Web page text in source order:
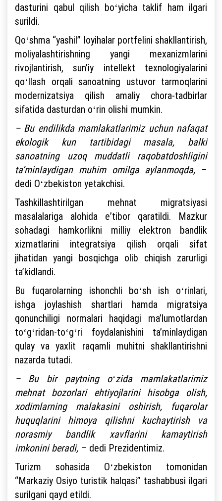
dasturini qabul qilish boʻyicha taklif ham ilgari
surildi.
Qoʻshma “yashil” loyihalar portfelini shakllantirish,
moliyalashtirishning yangi mexanizmlarini
rivojlantirish, sunʼiy intellekt texnologiyalarini
qoʻllash orqali sanoatning ustuvor tarmoqlarini
modernizatsiya qilish amaliy chora-tadbirlar
sifatida dasturdan oʻrin olishi mumkin.
– Bu endilikda mamlakatlarimiz uchun nafaqat
ekologik kun tartibidagi masala, balki
sanoatning uzoq muddatli raqobatdoshligini
taʼminlaydigan muhim omilga aylanmoqda, –
dedi Oʻzbekiston yetakchisi.
Tashkillashtirilgan mehnat migratsiyasi
masalalariga alohida eʼtibor qaratildi. Mazkur
sohadagi hamkorlikni milliy elektron bandlik
xizmatlarini integratsiya qilish orqali sifat
jihatidan yangi bosqichga olib chiqish zarurligi
taʼkidlandi.
Bu fuqarolarning ishonchli boʻsh ish oʻrinlari,
ishga joylashish shartlari hamda migratsiya
qonunchiligi normalari haqidagi maʼlumotlardan
toʻgʻridan-toʻgʻri foydalanishini taʼminlaydigan
qulay va yaxlit raqamli muhitni shakllantirishni
nazarda tutadi.
– Bu bir paytning oʻzida mamlakatlarimiz
mehnat bozorlari ehtiyojlarini hisobga olish,
xodimlarning malakasini oshirish, fuqarolar
huquqlarini himoya qilishni kuchaytirish va
norasmiy bandlik xavflarini kamaytirish
imkonini beradi, – dedi Prezidentimiz.
Turizm sohasida Oʻzbekiston tomonidan
“Markaziy Osiyo turistik halqasi” tashabbusi ilgari
surilgani qayd etildi.